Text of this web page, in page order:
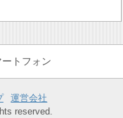
ートフォン
運営会社
reserved.